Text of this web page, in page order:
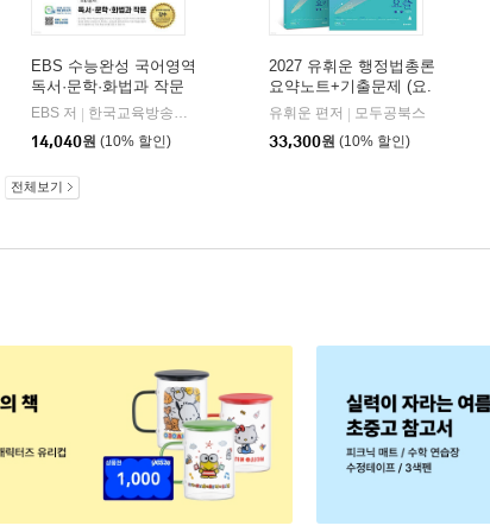
EBS 수능완성 국어영역
독서·문학·화법과 작문
(2026년)
EBS 저
한국교육방송공사
14,040원 (10% 할인)
2027 유휘운 행정법총론
요약노트+기출문제 (요.
플.)
유휘운 편저
모두공북스
33,300원 (10% 할인)
전체보기